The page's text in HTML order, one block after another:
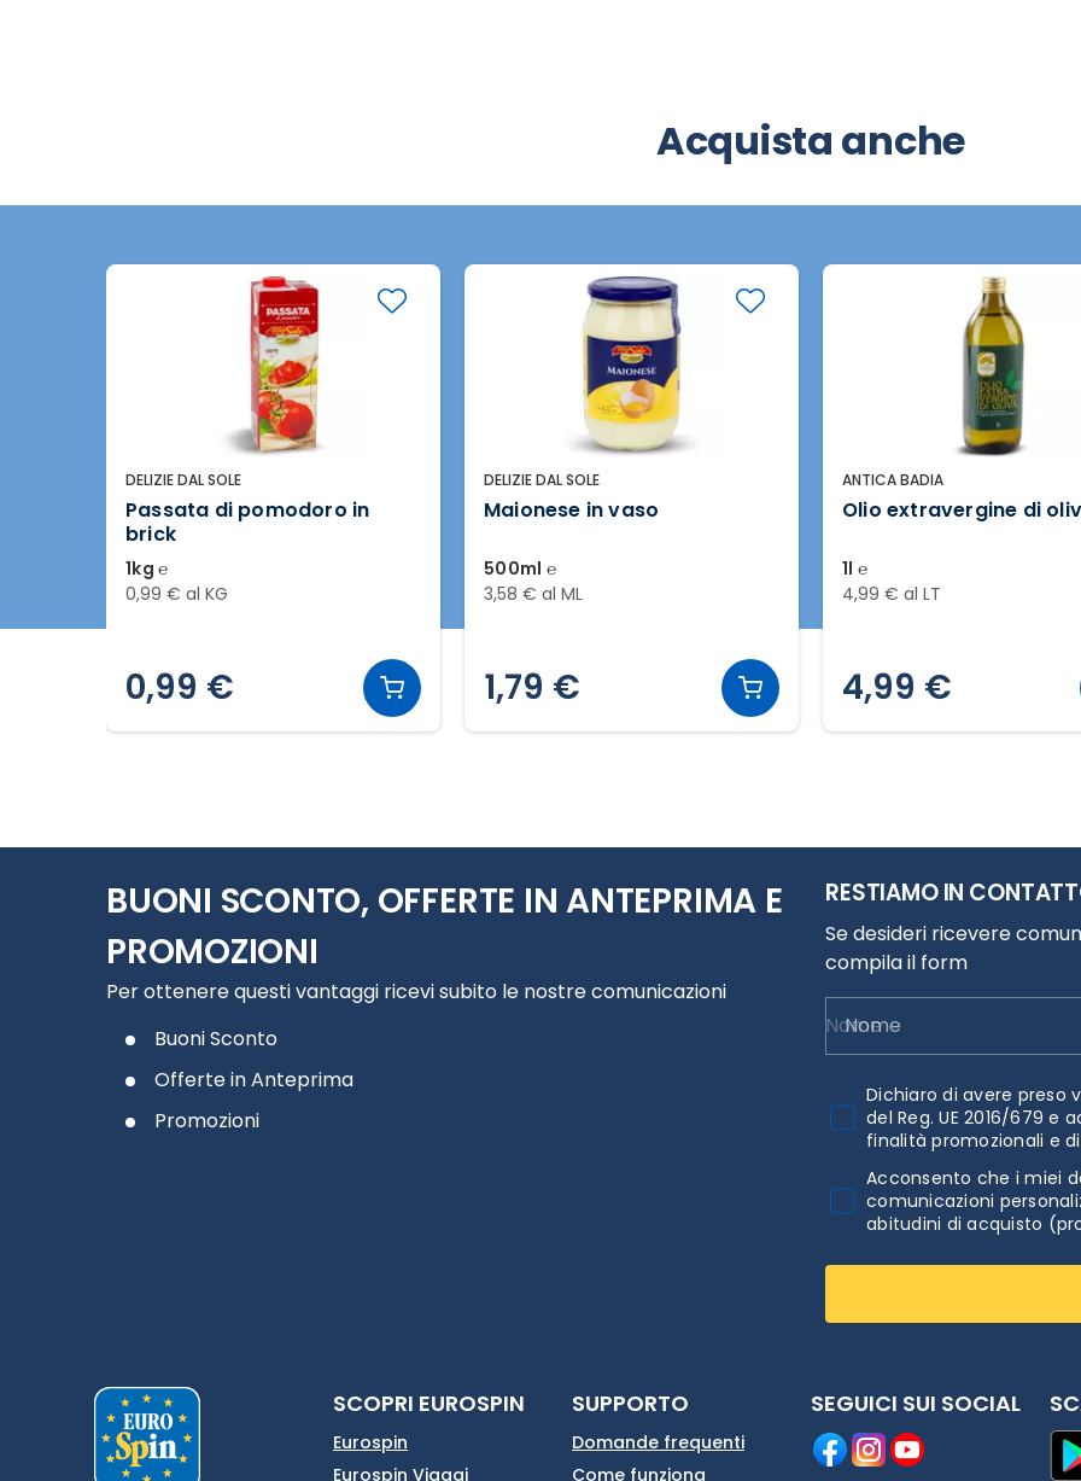
Acquista anche
DELIZIE DAL SOLE
Passata di pomodoro in
brick
1kg ℮
0,99 € al KG
0,99 €
DELIZIE DAL SOLE
Maionese in vaso
500ml ℮
3,58 € al ML
1,79 €
ANTICA BADIA
Olio extravergine di
1l ℮
4,99 € al LT
4,99 €
BUONI SCONTO, OFFERTE IN ANTEPRIMA E
PROMOZIONI
Per ottenere questi vantaggi ricevi subito le nostre comunicazioni
Buoni Sconto
Offerte in Anteprima
Promozioni
RESTIAMO IN
Se desideri ricevere
compila il form
Nome
Dichiaro di avere preso
del Reg. UE 2016/679
finalità promozionali e
Acconsento che i miei
comunicazioni
abitudini di acquisto
SCOPRI EUROSPIN
Eurospin
Eurospin Viaggi
SUPPORTO
Domande frequenti
Come funziona
SEGUICI SUI SOCIAL